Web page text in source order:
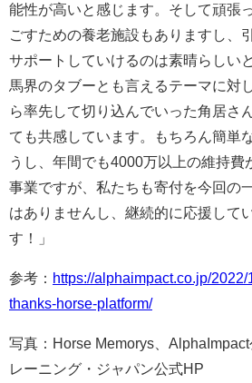
能性が高いと感じます。そして頑張
ごすための養老施設もありますし、
サポートしていけるのは素晴らしい
馬界のタブーとも言えるテーマに対
ら率先して切り込んでいった角居さ
ても共感しています。もちろん簡単
うし、年間でも4000万以上の維持費
事業ですが、私たちも寄付を今回の
はありませんし、継続的に応援して
す！」
参考： https://alphaimpact.co.jp/
thanks-horse-platform/
写真：Horse Memorys、
レーニング・ジャパン公式HP